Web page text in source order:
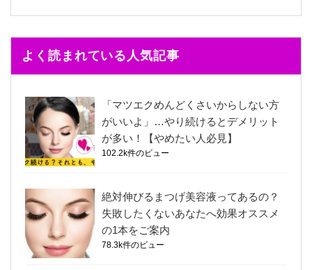
よく読まれている人気記事
「マツエクめんどくさいからしない方
がいいよ」…やり続けるとデメリット
が多い！【やめたい人必見】
102.2k件のビュー
絶対伸びるまつげ美容液ってあるの？
失敗したくないあなたへ効果オススメ
の1本をご案内
78.3k件のビュー